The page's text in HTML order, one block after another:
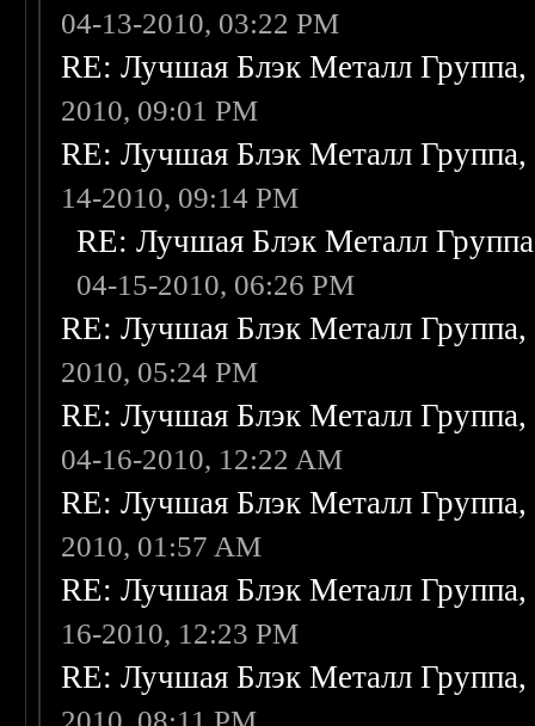
04-13-2010, 03:22 PM
RE: Лучшая Блэк Металл
2010, 09:01 PM
RE: Лучшая Блэк Металл
14-2010, 09:14 PM
RE: Лучшая Блэк Металл
04-15-2010, 06:26 PM
RE: Лучшая Блэк Металл
2010, 05:24 PM
RE: Лучшая Блэк Металл
04-16-2010, 12:22 AM
RE: Лучшая Блэк Металл
2010, 01:57 AM
RE: Лучшая Блэк Металл
16-2010, 12:23 PM
RE: Лучшая Блэк Металл